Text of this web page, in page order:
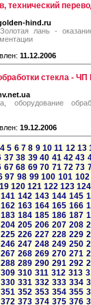
технический
hind.ru
лань -
11.12.2006
стекла - ЧП
оборудование
19.12.2006
4 5 6 7 8 9 10 11 12 13
37 38 39 40 41 42 43
67 68 69 70 71 72 73
97 98 99 100 101 102
120 121 122 123 124
141 142 143 144 145
162 163 164 165 166
183 184 185 186 187
204 205 206 207 208
225 226 227 228 229
246 247 248 249 250
267 268 269 270 271
288 289 290 291 292
309 310 311 312 313
330 331 332 333 334
351 352 353 354 355
372 373 374 375 376